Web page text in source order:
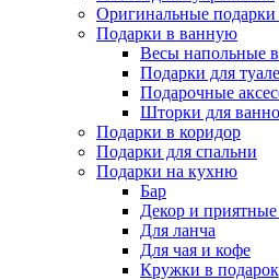
Оригинальные
Подарки в ванную
Весы напольные
Подарки для
Подарочные
Шторки для
Подарки в коридор
Подарки для спальни
Подарки на кухню
Бар
Декор и
Для ланча
Для чая и кофе
Кружки в подарок